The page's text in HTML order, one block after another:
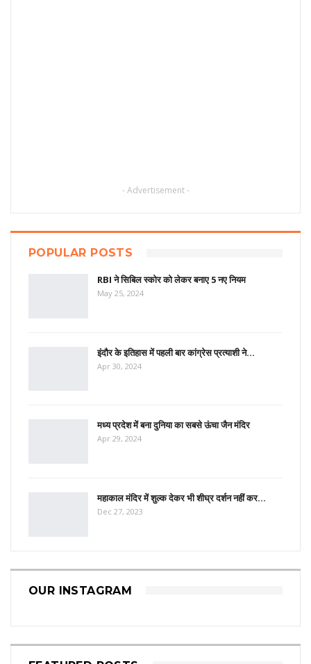
- Advertisement -
POPULAR POSTS
RBI ने सिबिल स्कोर को लेकर बनाए 5 नए नियम
May 25, 2024
इंदौर के इतिहास में पहली बार कांग्रेस प्रत्याशी ने…
Apr 30, 2024
मध्य प्रदेश में बना दुनिया का सबसे ऊंचा जैन मंदिर
Apr 29, 2024
महाकाल मंदिर में शुल्क देकर भी शीघ्र दर्शन नहीं कर…
Dec 27, 2023
OUR INSTAGRAM